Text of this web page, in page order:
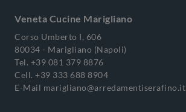
Veneta Cucine Marigliano
Corso Umberto I, 606
80034 - Marigliano (Napoli)
Tel. +39 081 379 8876
Cell. +39 333 688 8904
E-Mail marigliano@arredamentiserafino.it